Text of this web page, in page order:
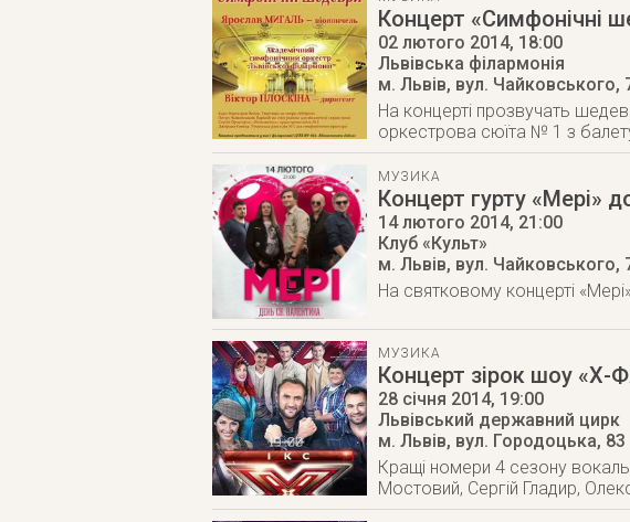
Концерт «Симфонічні
02 лютого 2014, 18:00
Львівська філармонія
м. Львів, вул. Чайковського,
На концерті прозвучать
оркестрова сюїта № 1 з
МУЗИКА
Концерт гурту «Мері»
14 лютого 2014, 21:00
Клуб «Культ»
м. Львів, вул. Чайковського,
На святковому концерті
МУЗИКА
Концерт зірок шоу «Х-
28 січня 2014, 19:00
Львівський державний цирк
м. Львів, вул. Городоцька, 83
Кращі номери 4 сезону
Мостовий, Сергій Гладир,